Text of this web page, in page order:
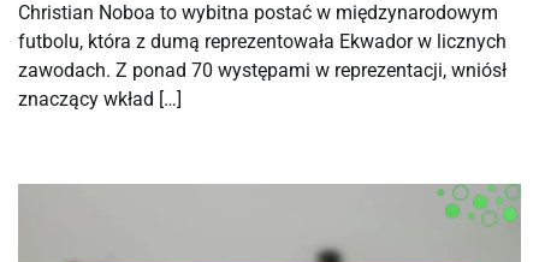
Christian Noboa to wybitna postać w międzynarodowym
futbolu, która z dumą reprezentowała Ekwador w licznych
zawodach. Z ponad 70 występami w reprezentacji, wniósł
znaczący wkład […]